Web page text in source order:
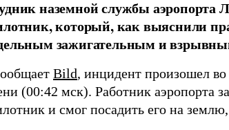
наземной службы аэропорта
который, как выяснили
зажигательным и
Bild, инцидент произошел
(00:42 мск). Работник аэропорта
и смог посадить его на